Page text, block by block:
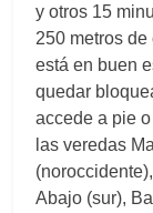
y otros 15
250 metros
está en buen
quedar
accede a pie
las veredas
Abajo (sur),